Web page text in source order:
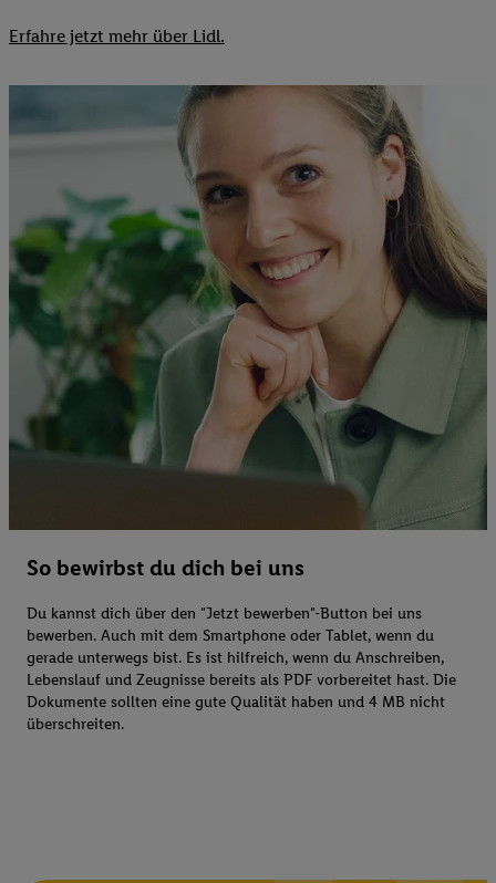
Erfahre jetzt mehr über Lidl.
So bewirbst du dich bei uns
Du kannst dich über den "Jetzt bewerben"-Button bei uns
bewerben. Auch mit dem Smartphone oder Tablet, wenn du
gerade unterwegs bist. Es ist hilfreich, wenn du Anschreiben,
Lebenslauf und Zeugnisse bereits als PDF vorbereitet hast. Die
Dokumente sollten eine gute Qualität haben und 4 MB nicht
überschreiten.